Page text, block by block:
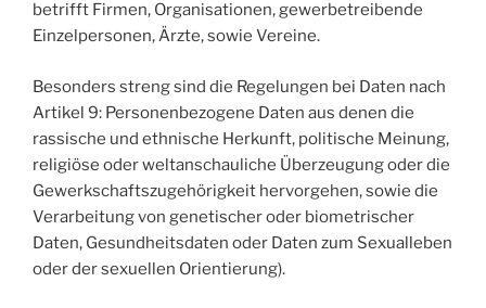
betrifft Firmen, Organisationen, gewerbetreibende
Einzelpersonen, Ärzte, sowie Vereine.
Besonders streng sind die Regelungen bei Daten nach
Artikel 9: Personenbezogene Daten aus denen die
rassische und ethnische Herkunft, politische Meinung,
religiöse oder weltanschauliche Überzeugung oder die
Gewerkschaftszugehörigkeit hervorgehen, sowie die
Verarbeitung von genetischer oder biometrischer
Daten, Gesundheitsdaten oder Daten zum Sexualleben
oder der sexuellen Orientierung).